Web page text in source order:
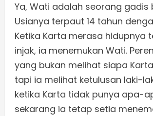
Ya, Wati adalah seorang gadis
Usianya terpaut 14 tahun
Ketika Karta merasa hidupnya
injak, ia menemukan Wati.
yang bukan melihat siapa
tapi ia melihat ketulusan laki-
ketika Karta tidak punya apa-
sekarang ia tetap setia